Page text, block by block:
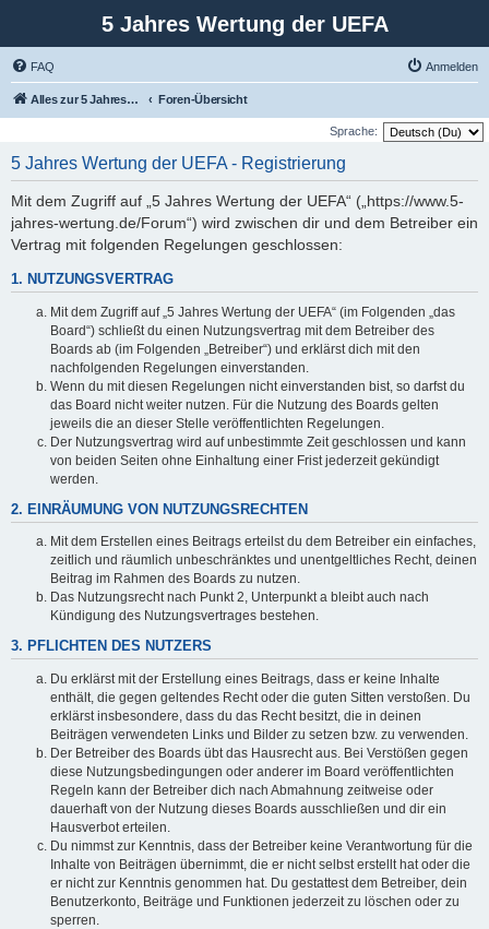
5 Jahres Wertung der UEFA
FAQ Anmelden
Alles zur 5 Jahreswertung / Tabelle der UEFA mit vielen Statistiken. Foren-Übersicht
Sprache:
5 Jahres Wertung der UEFA - Registrierung
Mit dem Zugriff auf „5 Jahres Wertung der UEFA“ („https://www.5-
jahres-wertung.de/Forum“) wird zwischen dir und dem Betreiber ein
Vertrag mit folgenden Regelungen geschlossen:
1. NUTZUNGSVERTRAG
Mit dem Zugriff auf „5 Jahres Wertung der UEFA“ (im Folgenden „das
Board“) schließt du einen Nutzungsvertrag mit dem Betreiber des
Boards ab (im Folgenden „Betreiber“) und erklärst dich mit den
nachfolgenden Regelungen einverstanden.
Wenn du mit diesen Regelungen nicht einverstanden bist, so darfst du
das Board nicht weiter nutzen. Für die Nutzung des Boards gelten
jeweils die an dieser Stelle veröffentlichten Regelungen.
Der Nutzungsvertrag wird auf unbestimmte Zeit geschlossen und kann
von beiden Seiten ohne Einhaltung einer Frist jederzeit gekündigt
werden.
2. EINRÄUMUNG VON NUTZUNGSRECHTEN
Mit dem Erstellen eines Beitrags erteilst du dem Betreiber ein einfaches,
zeitlich und räumlich unbeschränktes und unentgeltliches Recht, deinen
Beitrag im Rahmen des Boards zu nutzen.
Das Nutzungsrecht nach Punkt 2, Unterpunkt a bleibt auch nach
Kündigung des Nutzungsvertrages bestehen.
3. PFLICHTEN DES NUTZERS
Du erklärst mit der Erstellung eines Beitrags, dass er keine Inhalte
enthält, die gegen geltendes Recht oder die guten Sitten verstoßen. Du
erklärst insbesondere, dass du das Recht besitzt, die in deinen
Beiträgen verwendeten Links und Bilder zu setzen bzw. zu verwenden.
Der Betreiber des Boards übt das Hausrecht aus. Bei Verstößen gegen
diese Nutzungsbedingungen oder anderer im Board veröffentlichten
Regeln kann der Betreiber dich nach Abmahnung zeitweise oder
dauerhaft von der Nutzung dieses Boards ausschließen und dir ein
Hausverbot erteilen.
Du nimmst zur Kenntnis, dass der Betreiber keine Verantwortung für die
Inhalte von Beiträgen übernimmt, die er nicht selbst erstellt hat oder die
er nicht zur Kenntnis genommen hat. Du gestattest dem Betreiber, dein
Benutzerkonto, Beiträge und Funktionen jederzeit zu löschen oder zu
sperren.